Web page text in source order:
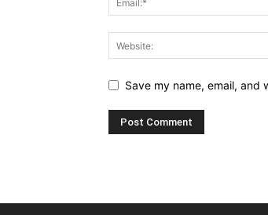
Save my name, email, and